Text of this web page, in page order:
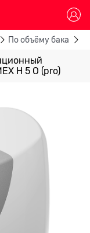
По объёму бака
H 5 O (pro)